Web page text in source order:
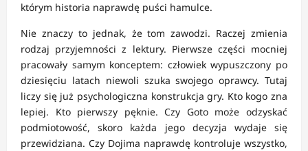
którym historia naprawdę puści hamulce.
Nie znaczy to jednak, że tom zawodzi. Raczej zmienia
rodzaj przyjemności z lektury. Pierwsze części mocniej
pracowały samym konceptem: człowiek wypuszczony po
dziesięciu latach niewoli szuka swojego oprawcy. Tutaj
liczy się już psychologiczna konstrukcja gry. Kto kogo zna
lepiej. Kto pierwszy pęknie. Czy Goto może odzyskać
podmiotowość, skoro każda jego decyzja wydaje się
przewidziana. Czy Dojima naprawdę kontroluje wszystko,